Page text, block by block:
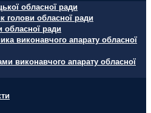
обласної ради
голови обласної ради
обласної ради
виконавчого апарату обласної
виконавчого апарату обласної